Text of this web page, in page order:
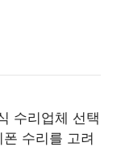
수리업체 선택
수리를 고려